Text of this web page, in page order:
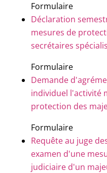
Formulaire
Déclaration
mesures de
secrétaires
Formulaire
Demande
individuel l'activité
protection des
Formulaire
Requête au juge
examen d'une
judiciaire d'un